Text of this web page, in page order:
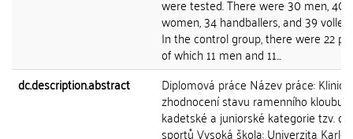
were tested. There were 30 men, 40
women, 34 handballers, and 39
In the control group, there were 22
of which 11 men and 11...
dc.description.abstract
Diplomová práce Název práce:
zhodnocení stavu ramenního kloubu
kadetské a juniorské kategorie tzv.
sportů Vysoká škola: Univerzita